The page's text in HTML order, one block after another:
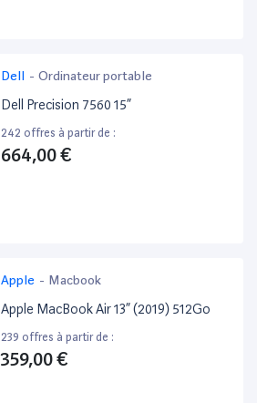
Dell - Ordinateur portable
Dell Precision 7560 15”
242 offres à partir de :
664,00 €
Apple - Macbook
Apple MacBook Air 13” (2019) 512Go
239 offres à partir de :
359,00 €